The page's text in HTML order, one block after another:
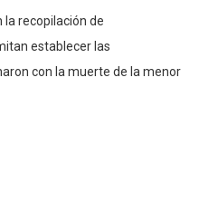
la recopilación de
establecer las
con la muerte de la menor